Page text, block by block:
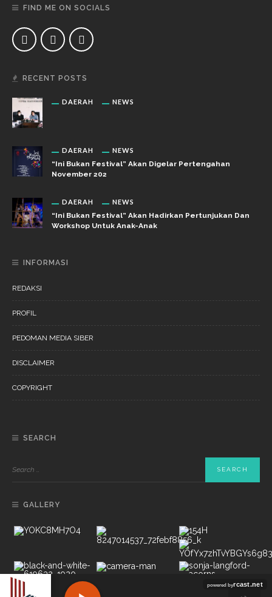
FIND ME ON SOCIALS
RECENT POSTS
DAERAH NEWS
DAERAH NEWS
“Ini Bukan Festival” Akan Digelar Pertengahan
November 202
DAERAH NEWS
“Ini Bukan Festival” Akan Hadirkan Pertunjukan Dan
Workshop Untuk Anak-Anak
INFORMASI
REDAKSI
PROFIL
PEDOMAN MEDIA SIBER
DISCLAIMER
COPYRIGHT
SEARCH
GALLERY